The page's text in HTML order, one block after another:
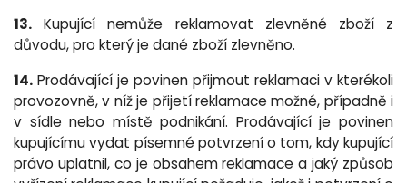
13. Kupující nemůže reklamovat zlevněné zboží z
důvodu, pro který je dané zboží zlevněno.
14. Prodávající je povinen přijmout reklamaci v kterékoli
provozovně, v níž je přijetí reklamace možné, případně i
v sídle nebo místě podnikání. Prodávající je povinen
kupujícímu vydat písemné potvrzení o tom, kdy kupující
právo uplatnil, co je obsahem reklamace a jaký způsob